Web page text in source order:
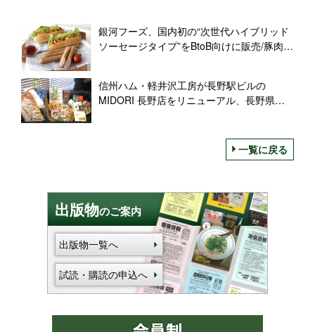
銀河フーズ、国内初の“次世代ハイブリッド
ソーセージタイプ”をBtoB向けに販売/豚肉
信州ハム・軽井沢工房が長野駅ビルの
MIDORI 長野店をリニューアル、長野県産
一覧に戻る
出版物のご案内
出版物一覧へ
試読・購読の申込へ